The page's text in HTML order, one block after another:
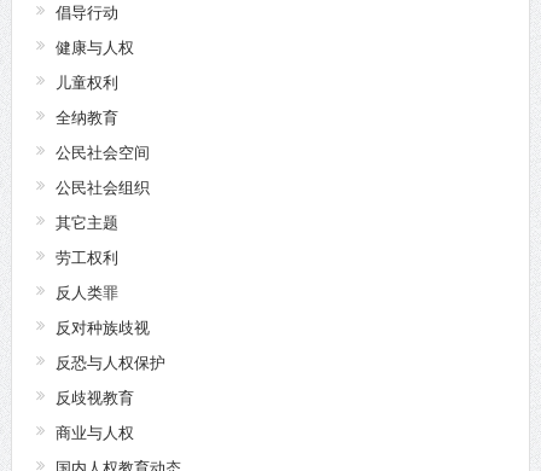
倡导行动
健康与人权
儿童权利
全纳教育
公民社会空间
公民社会组织
其它主题
劳工权利
反人类罪
反对种族歧视
反恐与人权保护
反歧视教育
商业与人权